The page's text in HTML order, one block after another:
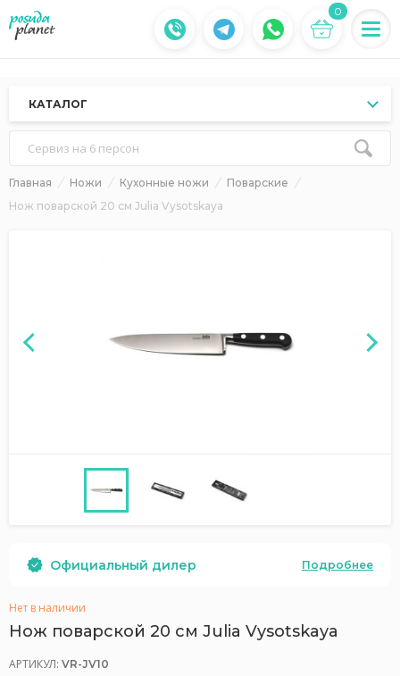
0
КАТАЛОГ
Сервиз на 6 персон
Главная Ножи Кухонные ножи
Поварские
Нож поварской 20 см Julia Vysotskaya
Официальный дилер Подробнее
Нет в наличии
Нож поварской 20 см Julia Vysotskaya
АРТИКУЛ: VR-JV10